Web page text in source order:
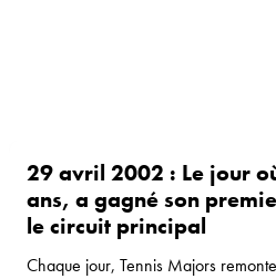
29 avril 2002 : Le jour
ans, a gagné son
le circuit principal
Chaque jour, Tennis Majors